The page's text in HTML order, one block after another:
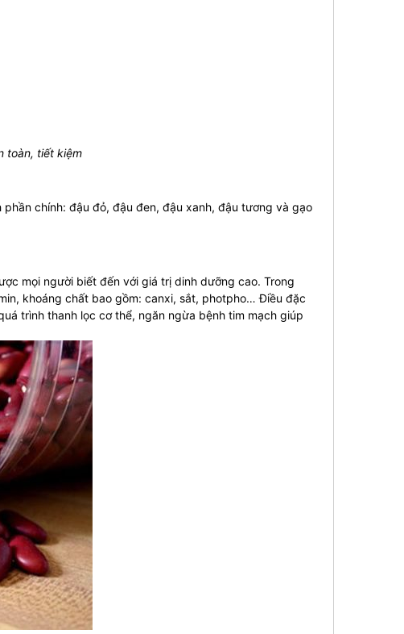
toàn, tiết kiệm
chính: đậu đỏ, đậu đen, đậu xanh, đậu tương và gạo
mọi người biết đến với giá trị dinh dưỡng cao. Trong
khoáng chất bao gồm: canxi, sắt, photpho… Điều đặc
trình thanh lọc cơ thể, ngăn ngừa bệnh tim mạch giúp